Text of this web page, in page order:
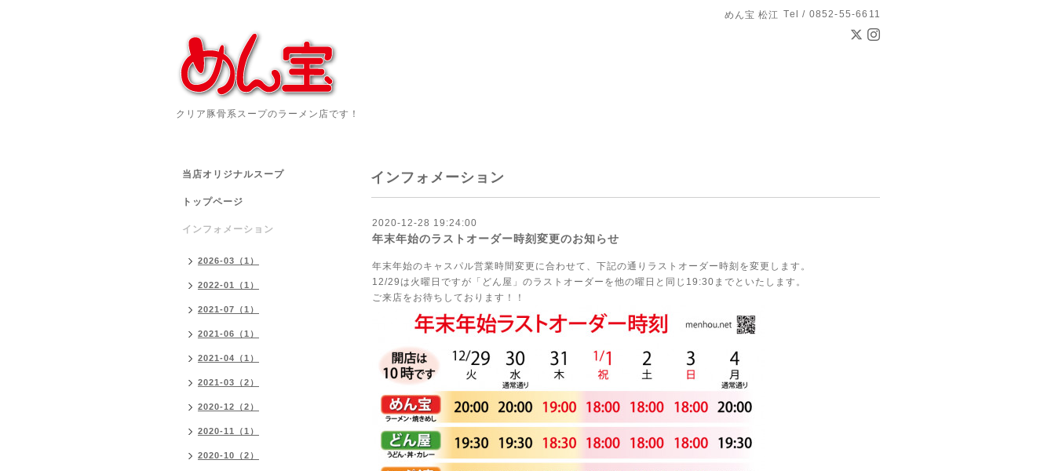
めん宝 松江 Tel / 0852-55-6611
クリア豚骨系スープのラーメン店です！
インフォメーション
2020-12-28 19:24:00
年末年始のラストオーダー時刻変更のお知らせ
年末年始のキャスパル営業時間変更に合わせて、下記の通りラストオーダー時刻を変更します。
12/29は火曜日ですが「どん屋」のラストオーダーを他の曜日と同じ19:30までといたします。
ご来店をお待ちしております！！
当店オリジナルスープ
トップページ
インフォメーション
2026-03（1）
2022-01（1）
2021-07（1）
2021-06（1）
2021-04（1）
2021-03（2）
2020-12（2）
2020-11（1）
2020-10（2）